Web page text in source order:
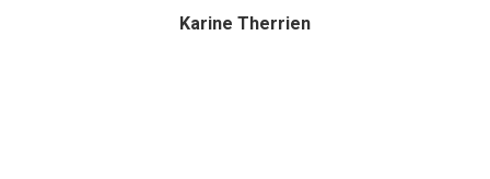
Karine Therrien